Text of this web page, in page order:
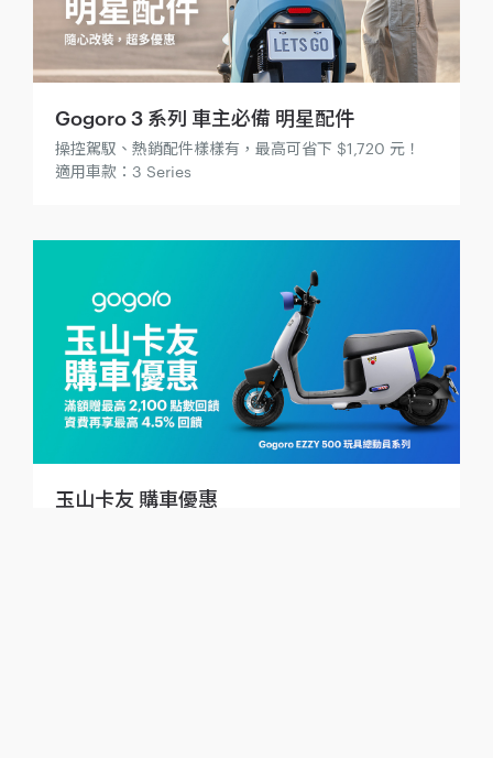
Gogoro 3 系列 車主必備 明星配件
操控駕馭、熱銷配件樣樣有，最高可省下 $1,720 元！
適用車款：3 Series
玉山卡友 購車優惠